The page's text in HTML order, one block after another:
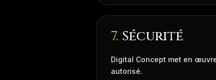
7. Sécurité
Digital Concept met en
autorisé.